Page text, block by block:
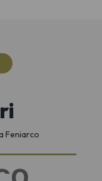
Feniarco